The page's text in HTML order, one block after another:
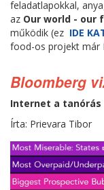
feladatlapokkal,
az Our world - our
működik (ez IDE
food-os projekt már
Bloomberg
Internet a tanórás
Írta: Prievara Tibor